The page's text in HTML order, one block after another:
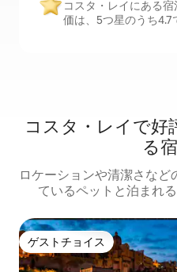
コスタ・レイにある
価は、5つ星のうち4.7
コスタ・レイで好
る
ロケーションや清潔さな
ているペットと泊まれ
ゲストチョイス
ゲストチョイス